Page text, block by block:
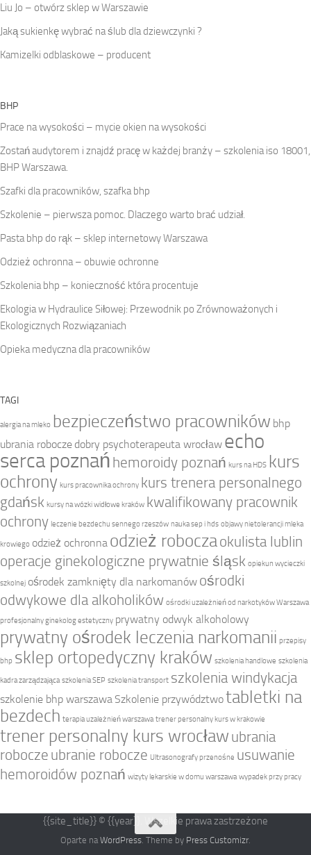
Liu Jo – otwórz sklep w Warszawie
Jaką sukienkę wybrać na ślub dla dziewczynki ?
Kamizelki odblaskowe – producent
BHP
Prace na wysokości – mycie okien na wysokości
Zostań audytorem i znajdź pracę w każdej branży – szkolenia iso 18001,
BHP Warszawa.
Szafki dla pracowników, szafka bhp
Szkolenie – pierwsza pomoc. Dlaczego warto brać udział.
Pasta bhp do rąk – sklep internetowy Warszawa
Odzież ochronna – obuwie ochronne
Szkolenia bhp – konieczność która procentuje
Ekologia w Hydraulice Siłowej: Przewodnik po Zrównoważonych i
Ekologicznych Rozwiązaniach
Opieka medyczna dla pracowników
TAGI
alergia na mleko bezpieczeństwo pracowników bhp
ubrania robocze dobry psychoterapeuta wrocław echo
serca poznań hemoroidy poznań kurs na HDS kurs
ochrony kurs pracownika ochrony kurs trenera personalnego
gdańsk kursy na wózki widłowe kraków kwalifikowany pracownik
ochrony leczenie bezdechu sennego rzeszów nauka sep i hds objawy nietolerancji mleka
krowiego odzież ochronna odzież robocza okulista lublin
operacje ginekologiczne prywatnie śląsk opiekun wycieczki
szkolnej ośrodek zamknięty dla narkomanów ośrodki
odwykowe dla alkoholików ośrodki uzależnień od narkotyków Warszawa
profesjonalny ginekolog estetyczny prywatny odwyk alkoholowy
prywatny ośrodek leczenia narkomanii przepisy
bhp sklep ortopedyczny kraków szkolenia handlowe szkolenia
kadra zarządzająca szkolenia SEP szkolenia transport szkolenia windykacja
szkolenie bhp warszawa Szkolenie przywództwotabletki na
bezdech terapia uzależnień warszawa trener personalny kurs w krakowie
trener personalny kurs wrocław ubrania
robocze ubranie robocze Ultrasonografy przenośne usuwanie
hemoroidów poznań wizyty lekarskie w domu warszawa wypadek przy pracy
{{site_title}} © {{year}}. Wszelkie prawa zastrzeżone
Oparte naWordPress. Theme by Press Customizr.